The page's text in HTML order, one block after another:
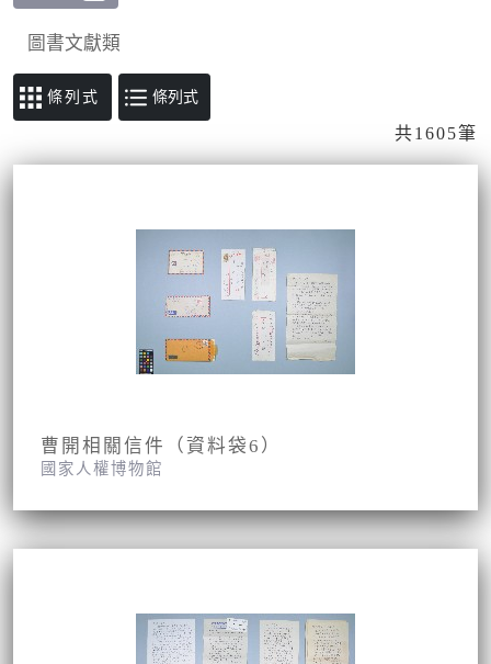
圖書文獻類
條列式
共1605筆
曹開相關信件（資料袋6）
國家人權博物館